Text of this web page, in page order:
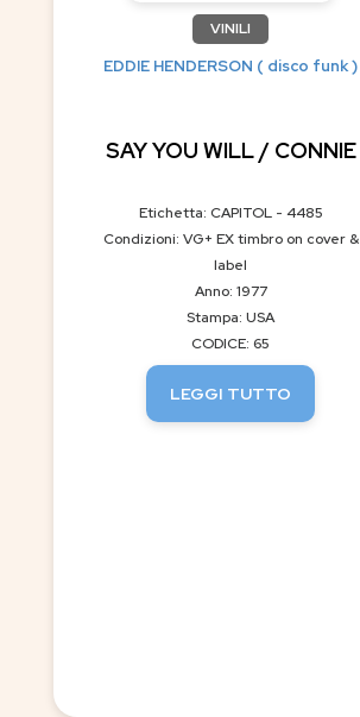
VINILI
EDDIE HENDERSON ( disco funk )
SAY YOU WILL / CONNIE
Etichetta: CAPITOL - 4485
Condizioni: VG+ EX timbro on cover &
label
Anno: 1977
Stampa: USA
CODICE: 65
LEGGI TUTTO